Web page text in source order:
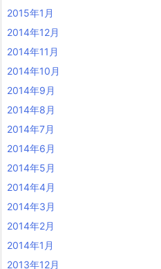
2015年1月
2014年12月
2014年11月
2014年10月
2014年9月
2014年8月
2014年7月
2014年6月
2014年5月
2014年4月
2014年3月
2014年2月
2014年1月
2013年12月